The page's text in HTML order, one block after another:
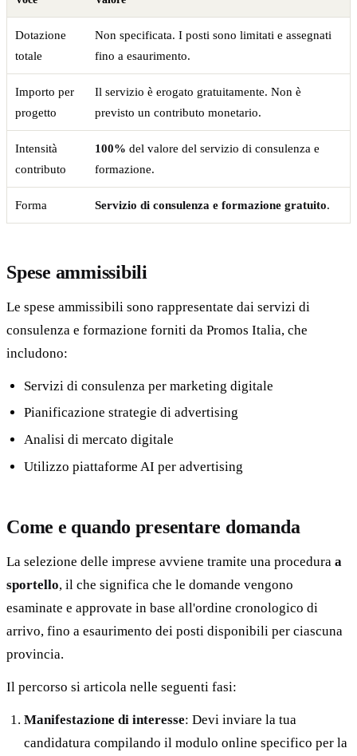
Dotazione
totale
Non specificata. I posti sono limitati e assegnati
fino a esaurimento.
Importo per
progetto
Il servizio è erogato gratuitamente. Non è
previsto un contributo monetario.
Intensità
contributo
100% del valore del servizio di consulenza e
formazione.
Forma Servizio di consulenza e formazione gratuito.
Spese ammissibili
Le spese ammissibili sono rappresentate dai servizi di
consulenza e formazione forniti da Promos Italia, che
includono:
Servizi di consulenza per marketing digitale
Pianificazione strategie di advertising
Analisi di mercato digitale
Utilizzo piattaforme AI per advertising
Come e quando presentare domanda
La selezione delle imprese avviene tramite una procedura a
sportello, il che significa che le domande vengono
esaminate e approvate in base all'ordine cronologico di
arrivo, fino a esaurimento dei posti disponibili per ciascuna
provincia.
Il percorso si articola nelle seguenti fasi:
Manifestazione di interesse: Devi inviare la tua
candidatura compilando il modulo online specifico per la